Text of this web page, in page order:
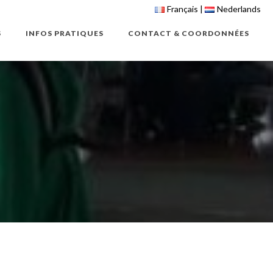
Français Nederlands
INFOS PRATIQUES CONTACT & COORDONNÉES